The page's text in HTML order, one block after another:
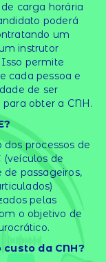
carga horária
poderá
um
instrutor
permite
cada pessoa e
de ser
obter a CNH.
processos de
(veículos de
passageiros,
pelas
o objetivo de
da CNH?